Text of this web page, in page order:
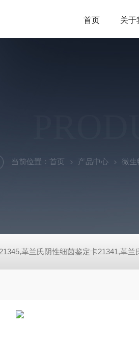
首页 关于
当前位置： 首页 产品中心 微生
鉴定卡21342,TSA胰酪大豆胨琼脂培养基,SDA沙氏葡萄糖琼脂培养基 芽胞菌鉴定卡21345,革兰氏阴性细菌鉴定卡21341,革兰氏阳性细菌鉴定卡21342,TSA胰酪大豆胨琼脂培养基,SDA沙氏葡萄糖琼脂培养基 芽胞菌鉴定卡21345,革兰氏阴性细菌鉴定卡21341,革兰氏阳性细菌鉴定卡21342,TSA胰酪大豆胨琼脂培养基,SDA沙氏葡萄糖琼脂培养基 芽胞菌鉴定卡21345,革兰氏阴性细菌鉴定卡21341,革兰氏阳性细菌鉴定卡21342,TSA胰酪大豆胨琼脂培养基,SDA沙氏葡萄糖琼脂培养基 芽胞菌鉴定卡21345,革兰氏阴性细菌鉴定卡21341,革兰氏阳性细菌鉴定卡21342,TSA胰酪大豆胨琼脂培养基,SDA沙氏葡萄糖琼脂培养基 芽胞菌鉴定卡21345,革兰氏阴性细菌鉴定卡21341,革兰氏阳性细菌鉴定卡21342,TSA胰酪大豆胨琼脂培养基,SDA沙氏葡萄糖琼脂培养基 芽胞菌鉴定卡21345,革兰氏阴性细菌鉴定卡21341,革兰氏阳性细菌鉴定卡21342,TSA胰酪大豆胨琼脂培养基,SDA沙氏葡萄糖琼脂培养基 芽胞菌鉴定